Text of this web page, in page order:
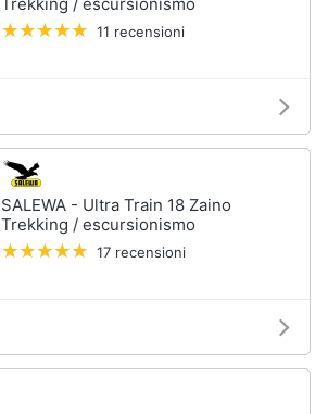
11 recensioni
SALEWA - Ultra Train 18 Zaino
Trekking / escursionismo
17 recensioni